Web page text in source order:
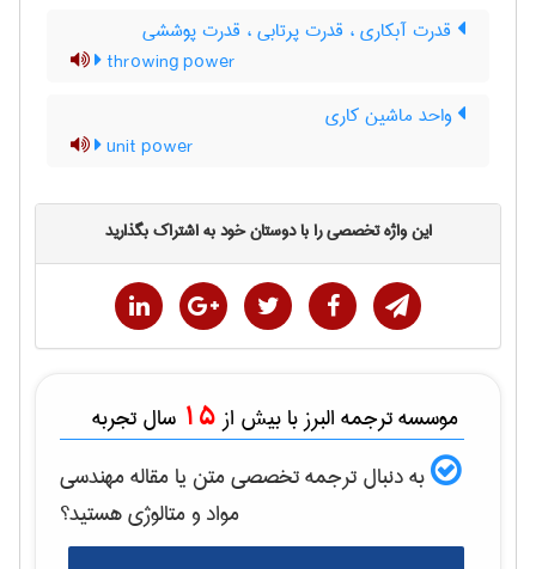
قدرت آبکاری ، قدرت پرتابی ، قدرت پوششی
throwing power
واحد ماشین کاری
unit power
این واژه تخصصی را با دوستان خود به اشتراک بگذارید
موسسه ترجمه البرز با بیش از 15 سال تجربه
به دنبال ترجمه تخصصی متن یا مقالهمهندسی
مواد و متالوژیهستید؟